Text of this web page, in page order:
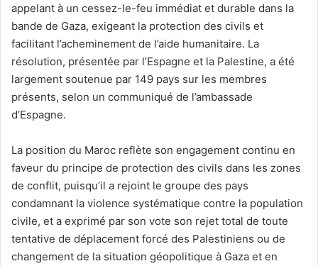
appelant à un cessez-le-feu immédiat et durable dans la
bande de Gaza, exigeant la protection des civils et
facilitant l’acheminement de l’aide humanitaire. La
résolution, présentée par l’Espagne et la Palestine, a été
largement soutenue par 149 pays sur les membres
présents, selon un communiqué de l’ambassade
d’Espagne.
La position du Maroc reflète son engagement continu en
faveur du principe de protection des civils dans les zones
de conflit, puisqu’il a rejoint le groupe des pays
condamnant la violence systématique contre la population
civile, et a exprimé par son vote son rejet total de toute
tentative de déplacement forcé des Palestiniens ou de
changement de la situation géopolitique à Gaza et en